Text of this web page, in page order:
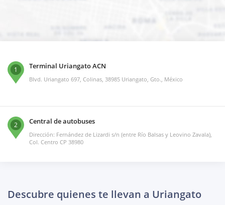
1 Terminal Uriangato ACN
Blvd. Uriangato 697, Colinas, 38985 Uriangato, Gto., México
2 Central de autobuses
Dirección: Fernández de Lizardi s/n (entre Río Balsas y Leovino Zavala),
Col. Centro CP 38980
Descubre quienes te llevan a Uriangato